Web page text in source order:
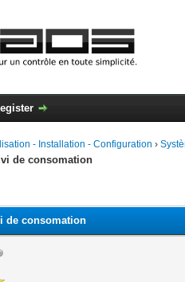
- Installation - Configuration ›
de consomation
de consomation